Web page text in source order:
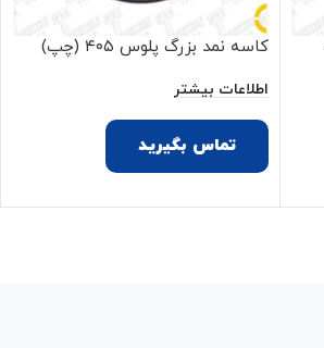
کاسه نمد بزرگ پلوس ۴۰۵ (چپ)
اطلاعات بیشتر
تماس بگیرید